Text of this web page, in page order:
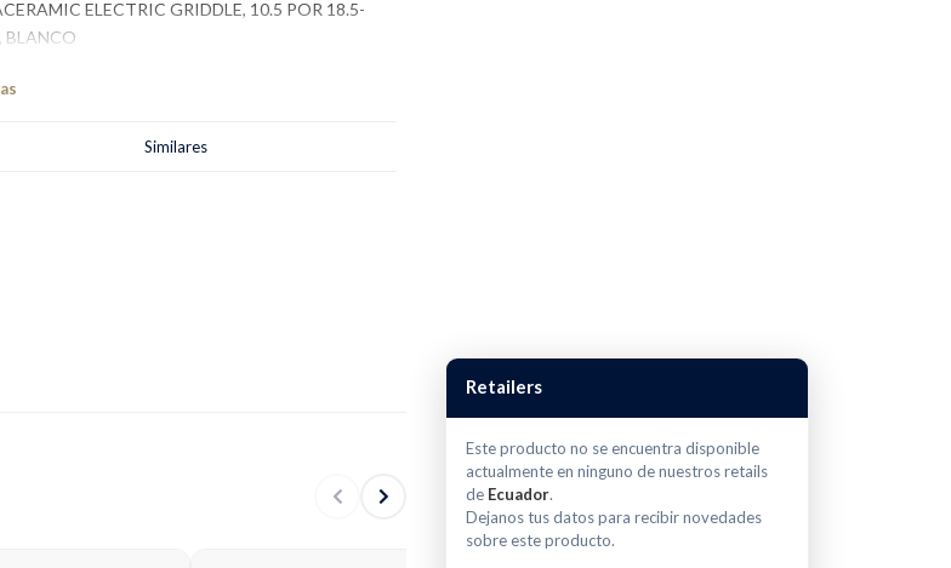
ELECTRIC GRIDDLE, 10.5 POR 18.5-
BLANCO
Similares
Retailers
Este producto no se encuentra disponible
actualmente en ninguno de nuestros retails
de Ecuador.
Dejanos tus datos para recibir novedades
sobre este producto.